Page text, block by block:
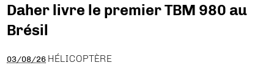
Daher livre le premier TBM 980 au
Brésil
03/08/26 HÉLICOPTÈRE